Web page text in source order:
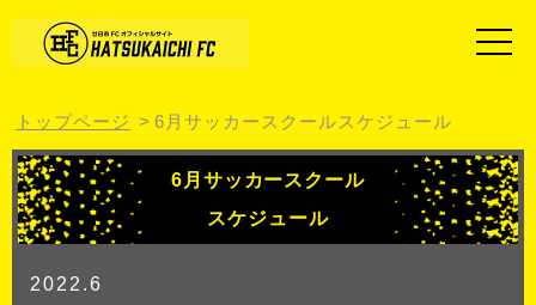
トップページ 6月サッカースクールスケジュール
6月サッカースクール
スケジュール
2022.6